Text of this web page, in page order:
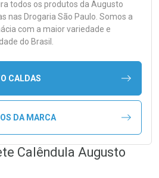
todos os produtos da Augusto
nas Drogaria São Paulo. Somos a
com a maior variedade e
do Brasil.
CALDAS
DA MARCA
Calêndula Augusto